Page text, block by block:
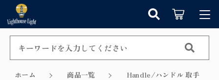
ホーム 商品一覧 Handle/ハンドル 取手
カートに商品を追加しました
ログイン / 会員登録
お知らせ
キーワード検索